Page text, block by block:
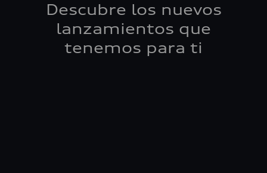
Descubre los nuevos
lanzamientos que
tenemos para ti